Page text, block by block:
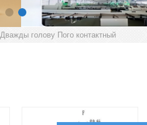
Дважды голову Пого контактный